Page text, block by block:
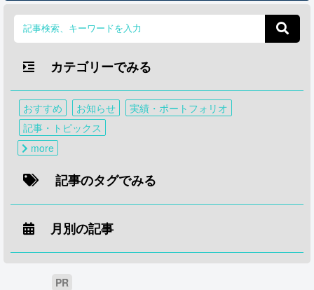
カテゴリーでみる
おすすめ お知らせ
実績・ポートフォリオ
記事・トピックス
more
記事のタグでみる
月別の記事
PR